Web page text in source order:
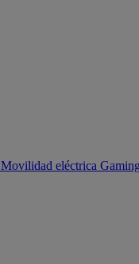
Movilidad eléctrica